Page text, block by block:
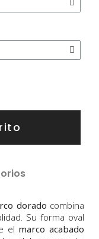
dorado combina
Su forma oval
el marco acabado